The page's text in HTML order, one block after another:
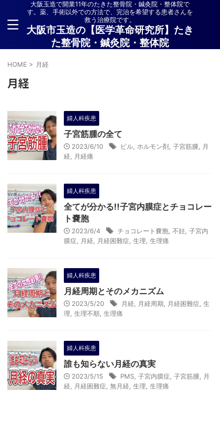
大阪玉造で開業11年のたきた整骨院・鍼灸院・整体院で
す。薬、手術以外での方法で、完治を希望する患者さんを
救う治療院です。
大阪市玉造の【医学革命研究所】たき
た整骨院・鍼灸院・整体院
HOME > 月経
月経
婦人科疾患
子宮筋腫の全て
2023/6/10 ピル ホルモン剤 子宮筋腫
月
経
月経痛
婦人科疾患
全てが分かる!!子宮内膜症とチョコレー
ト嚢胞
2023/6/4 チョコレート嚢胞 不妊 子宮内
膜症
月経 月経困難症 生理 生理痛
婦人科疾患
月経周期とそのメカニズム
2023/5/20 月経 月経周期 月経困難症 生
理 生理不順 生理痛
婦人科疾患
誰も知らない月経の真実
2023/5/15 PMS 子宮内膜症 子宮筋腫
月
経
月経困難症 無月経 生理 生理痛